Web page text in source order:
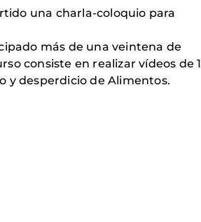
una charla-coloquio para
más de una veintena de
consiste en realizar vídeos de 1
y desperdicio de Alimentos.